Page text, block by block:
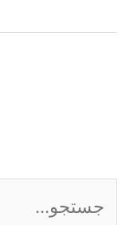
کلمنتاین